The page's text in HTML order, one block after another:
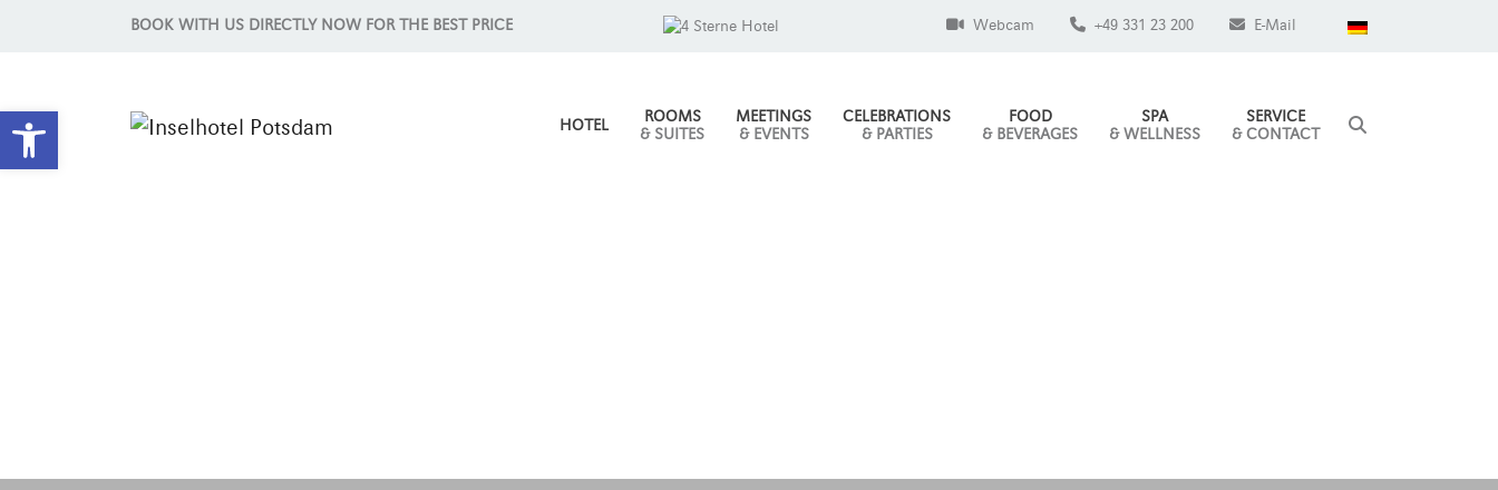
Open toolbar
BOOK WITH US DIRECTLY NOW FOR THE BEST PRICE Webcam +49 331 23 200 E-Mail
HOTEL
ROOMS
& SUITES
MEETINGS
& EVENTS
CELEBRATIONS
& PARTIES
FOOD
& BEVERAGES
SPA
& WELLNESS
SERVICE
& CONTACT